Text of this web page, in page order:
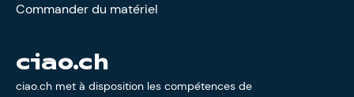
Commander du matériel
ciao.ch
ciao.ch met à disposition les compétences de